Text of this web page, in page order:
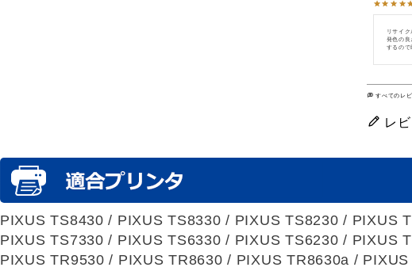
リサイ
発色の
するので
すべてのレ
レ
PIXUS TS8430 / PIXUS TS8330 / PIXUS TS8230 / PIXUS
PIXUS TS7330 / PIXUS TS6330 / PIXUS TS6230 / PIXUS
PIXUS TR9530 / PIXUS TR8630 / PIXUS TR8630a /